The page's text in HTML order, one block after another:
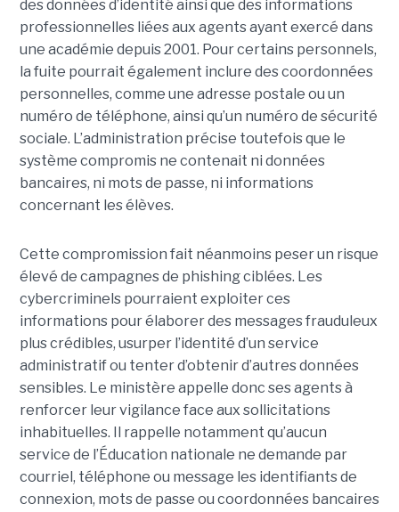
des données d’identité ainsi que des informations
professionnelles liées aux agents ayant exercé dans
une académie depuis 2001. Pour certains personnels,
la fuite pourrait également inclure des coordonnées
personnelles, comme une adresse postale ou un
numéro de téléphone, ainsi qu’un numéro de sécurité
sociale. L’administration précise toutefois que le
système compromis ne contenait ni données
bancaires, ni mots de passe, ni informations
concernant les élèves.
Cette compromission fait néanmoins peser un risque
élevé de campagnes de phishing ciblées. Les
cybercriminels pourraient exploiter ces
informations pour élaborer des messages frauduleux
plus crédibles, usurper l’identité d’un service
administratif ou tenter d’obtenir d’autres données
sensibles. Le ministère appelle donc ses agents à
renforcer leur vigilance face aux sollicitations
inhabituelles. Il rappelle notamment qu’aucun
service de l’Éducation nationale ne demande par
courriel, téléphone ou message les identifiants de
connexion, mots de passe ou coordonnées bancaires